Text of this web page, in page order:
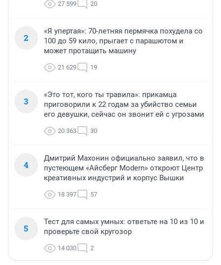
27 599 20
2
«Я упертая»: 70-летняя пермячка похудела со
100 до 59 кило, прыгает с парашютом и
может протащить машину
21 629 19
3
«Это тот, кого ты травила»: прикамца
приговорили к 22 годам за убийство семьи
его девушки, сейчас он звонит ей с угрозами
20 363 30
4
Дмитрий Махонин официально заявил, что в
пустеющем «Айсберг Modern» откроют Центр
креативных индустрий и корпус Вышки
18 397 57
5
Тест для самых умных: ответьте на 10 из 10 и
проверьте свой кругозор
14 030 2